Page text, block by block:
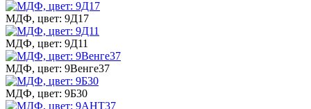
МДФ, цвет: 9Д17
МДФ, цвет: 9Д11
МДФ, цвет: 9Венге37
МДФ, цвет: 9Б30